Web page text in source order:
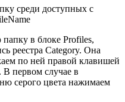
среди доступных с
в блоке Profiles,
реестра Category. Она
по ней правой клавишей
первом случае в
серого цвета нажимаем